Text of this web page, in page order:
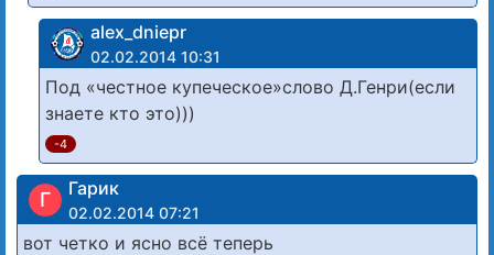
alex_dniepr
02.02.2014 10:31
Под «честное купеческое»слово Д.Генри(если
знаете кто это)))
-4
Г Гарик
02.02.2014 07:21
вот четко и ясно всё теперь